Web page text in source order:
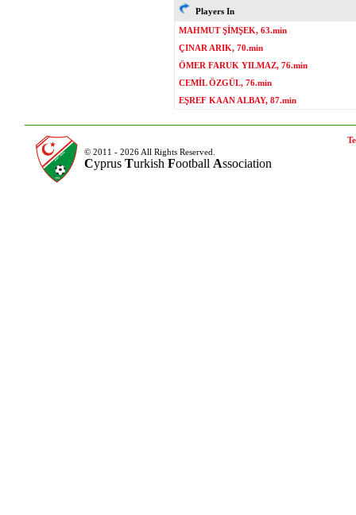
Players In
MAHMUT ŞİMŞEK, 63.min
ÇINAR ARIK, 70.min
ÖMER FARUK YILMAZ, 76.min
CEMİL ÖZGÜL, 76.min
EŞREF KAAN ALBAY, 87.min
© 2011 - 2026 All Rights Reserved.
Cyprus Turkish Football Association